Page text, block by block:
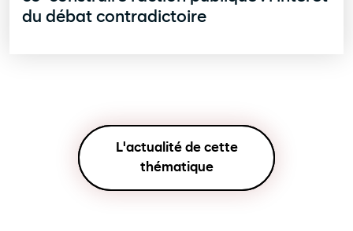
du débat contradictoire
L'actualité de cette
thématique